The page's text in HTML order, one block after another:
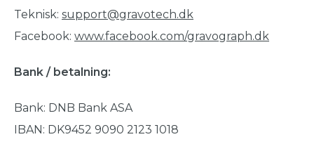
Teknisk: support@gravotech.dk
Facebook: www.facebook.com/gravograph.dk
Bank / betalning:
Bank: DNB Bank ASA
IBAN: DK9452 9090 2123 1018